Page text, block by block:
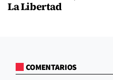
La Libertad
COMENTARIOS